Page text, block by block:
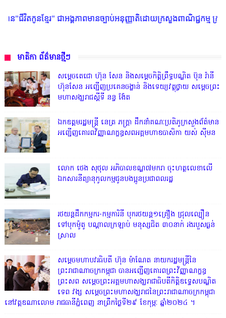
មែរ" ជាអង្គភាពមានច្បាប់អនុញ្ញាតិដោយក្រសួងពាណិជ្ជកម្ម ក្រសួងការងារ
មាតិកា ព័ត៌មានថ្មីៗ
សម្តេចតេជោ ហ៊ុន សែន និងសម្ដេចកិត្តិព្រឹទ្ធបណ្ឌិត ប៊ុន រ៉ានី
ហ៊ុនសែន អញ្ជើញប្រគេនចង្ហាន់ និងទេយ្យវត្ថុថ្វាយ សម្តេចព្រះ
មហាសង្ឃរាជស្តីទី នន្ទ ង៉ែត
ឯកឧត្តមរដ្ឋមន្ត្រី នេត្រ ភក្ត្រា ដឹកនាំគណៈប្រតិភូក្រសួងព័ត៌មាន
អញ្ជើញគោរពវិញ្ញាណក្ខន្ធសពអគ្គមហាឧបាសិកា យស់ ស៊ីមន
លោក ថេង សុថុល អភិបាលខណ្ឌ៧មករា ចុះហត្ថលេខាលើ
ឯកសារនីត្យានុកូលកម្មជូនបងប្អូនប្រជាពលរដ្ឋ
រថយន្តដឹកកម្មករ-កម្មការិនី បុករថយន្ត១គ្រឿង ជ្រុលល្បឿន
ទៅបុកម៉ូតូ បណ្តាលក្រឡាប់ មនុស្សជិត ៣០នាក់ រងរបួសធ្ងន់
ស្រាល
សម្តេចមហាបវរធិបតី ហ៊ុន ម៉ាណែត នាយករដ្ឋមន្ត្រីនៃ
ព្រះរាជាណាចក្រកម្ពុជា បានអញ្ជើញគោរពព្រះវិញ្ញាណក្ខន្ធ
ព្រះសព សម្តេចព្រះអគ្គមហាសង្ឃរាជាធិបតីកិត្តិឧទ្ទេសបណ្ឌិត
ទេព វង្ស សម្តេចព្រះមហាសង្ឃរាជនៃព្រះរាជាណាចក្រកម្ពុជា
នៅវត្តឧណាលោម រាជធានីភ្នំពេញ នាព្រឹកថ្ងៃទី២៩ ខែកុម្ភៈ ឆ្នាំ២០២៤ ។